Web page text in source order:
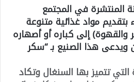
المنتشرة في المجتمع
بتقديم مواد غذائية متنوعة
والقهوة) إلى كباره أو أصهاره
هذا الصنيع بـ “سكر
تتميز بها السنغال وتكاد